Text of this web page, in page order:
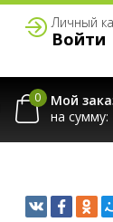
Личный
Войти
0
Мой
на сумму: